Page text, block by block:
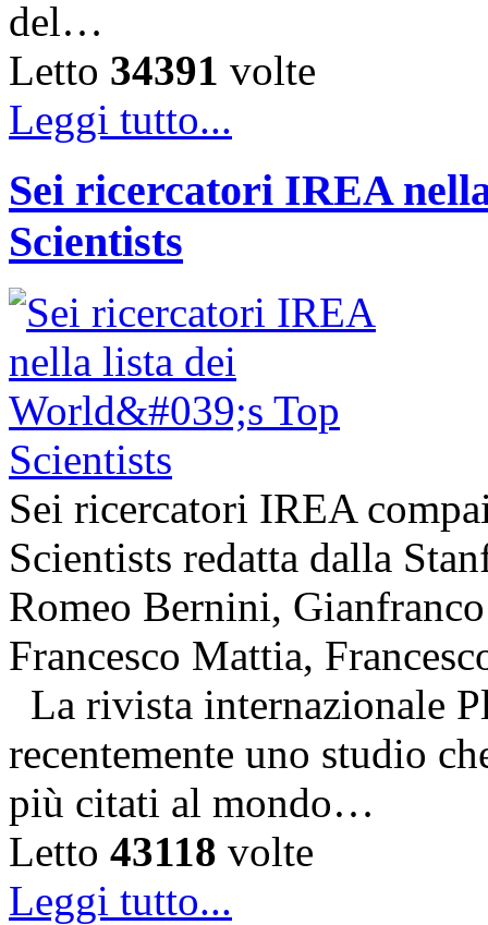
del…
Letto 34391 volte
Leggi tutto...
Sei ricercatori IREA
Scientists
Sei ricercatori IREA
Scientists redatta dalla
Romeo Bernini,
Francesco Mattia,
La rivista internazionale
recentemente uno studio
più citati al mondo…
Letto 43118 volte
Leggi tutto...